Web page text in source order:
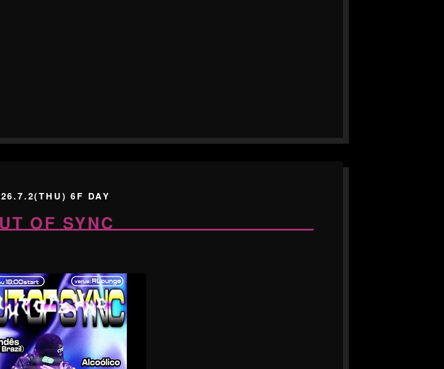
6F DAY
OF SYNC